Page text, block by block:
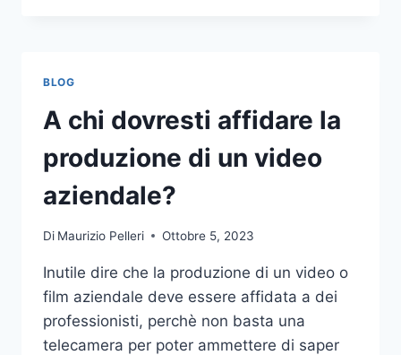
NELLE
SCOMMESSE
SPORTIVE
ONLINE
BLOG
A chi dovresti affidare la
produzione di un video
aziendale?
Di Maurizio Pelleri Ottobre 5, 2023
Inutile dire che la produzione di un video o
film aziendale deve essere affidata a dei
professionisti, perchè non basta una
telecamera per poter ammettere di saper